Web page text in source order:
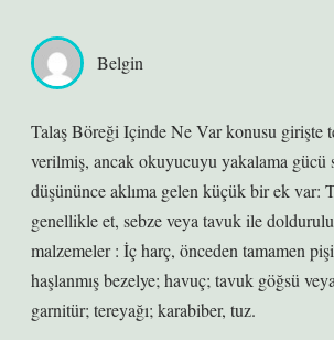
Belgin
Talaş Böreği Içinde Ne Var konusu girişte
verilmiş, ancak okuyucuyu yakalama gücü
düşününce aklıma gelen küçük bir ek var:
genellikle et, sebze veya tavuk ile
malzemeler : İç harç, önceden tamamen
haşlanmış bezelye; havuç; tavuk göğsü
garnitür; tereyağı; karabiber, tuz.